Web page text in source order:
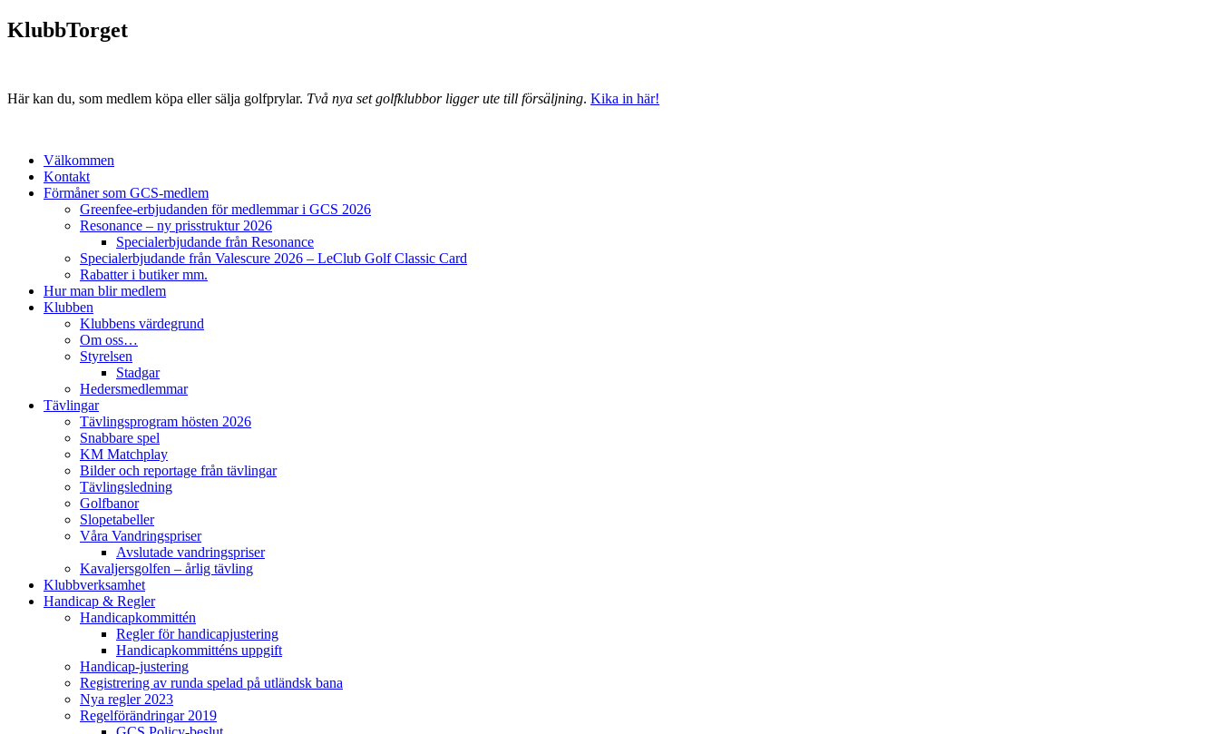
KlubbTorget
Här kan du, som medlem köpa eller sälja golfprylar. Två nya set golfklubbor ligger ute till försäljning. Kika in här!
Välkommen
Kontakt
Förmåner som GCS-medlem
Greenfee-erbjudanden för medlemmar i GCS 2026
Resonance – ny prisstruktur 2026
Specialerbjudande från Resonance
Specialerbjudande från Valescure 2026 – LeClub Golf Classic Card
Rabatter i butiker mm.
Hur man blir medlem
Klubben
Klubbens värdegrund
Om oss…
Styrelsen
Stadgar
Hedersmedlemmar
Tävlingar
Tävlingsprogram hösten 2026
Snabbare spel
KM Matchplay
Bilder och reportage från tävlingar
Tävlingsledning
Golfbanor
Slopetabeller
Våra Vandringspriser
Avslutade vandringspriser
Kavaljersgolfen – årlig tävling
Klubbverksamhet
Handicap & Regler
Handicapkommittén
Regler för handicapjustering
Handicapkommitténs uppgift
Handicap-justering
Registrering av runda spelad på utländsk bana
Nya regler 2023
Regelförändringar 2019